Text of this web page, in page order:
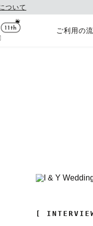
ついて
ご利用の
[